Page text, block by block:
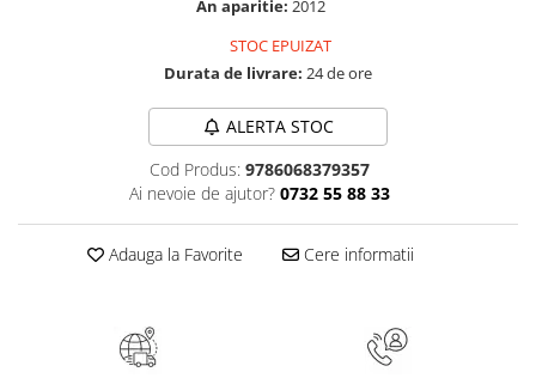
Ma pregatesc pentru scoala
Manuale - Carte Scolara
Clasa a IV-a
An aparitie: 2012
STOC EPUIZAT
Durata de livrare: 24 de ore
ALERTA STOC
Cod Produs: 9786068379357
Ai nevoie de ajutor? 0732 55 88 33
Adauga la Favorite Cere informatii